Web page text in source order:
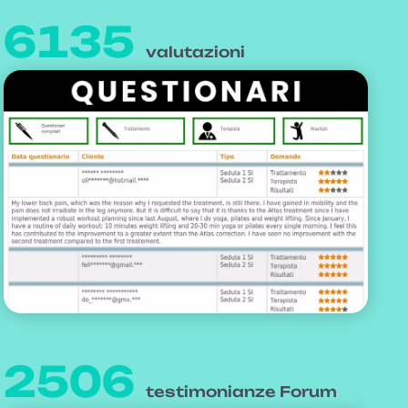
6135 valutazioni
2506 testimonianze Forum